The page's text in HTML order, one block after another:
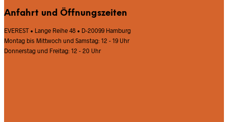
Anfahrt und Öffnungszeiten
EVEREST • Lange Reihe 48 • D-20099 Hamburg
Montag bis Mittwoch und Samstag: 12 - 19 Uhr
Donnerstag und Freitag: 12 - 20 Uhr